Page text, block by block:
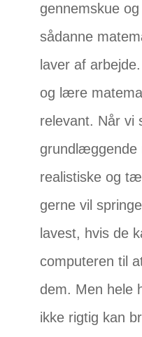
gennemskue
sådanne
laver af
og lære
relevant. Når vi
realistiske og
gerne vil
lavest, hvis de
computeren til
dem. Men hele
ikke rigtig kan